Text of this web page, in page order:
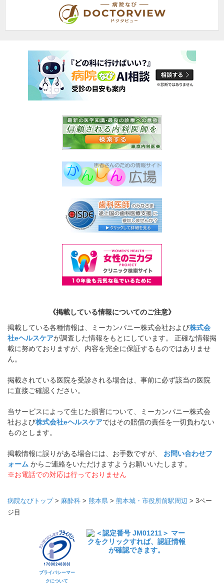
《掲載している情報についてのご注意》
掲載している各種情報は、ミーカンパニー株式会社および株式会
社eヘルスケアが調査した情報をもとにしています。 正確な情報掲
載に努めておりますが、内容を完全に保証するものではありませ
ん。
掲載されている医院を受診される場合は、事前に必ず該当の医院
に直接ご確認ください。
当サービスによって生じた損害について、ミーカンパニー株式会
社および株式会社eヘルスケアではその賠償の責任を一切負わない
ものとします。
掲載情報に誤りがある場合には、お手数ですが、 お問い合わせフ
ォーム からご連絡をいただけますようお願いいたします。
※お電話での対応は行っておりません
病院なびトップ> 麻酔科 > 熊本県 > 熊本城・市役所前駅周辺 > 3ペー
ジ目
プライバシーマー
クについて